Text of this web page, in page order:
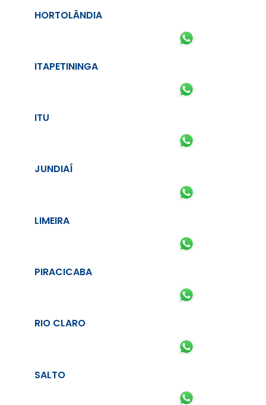
HORTOLÂNDIA
ITAPETININGA
ITU
JUNDIAÍ
LIMEIRA
PIRACICABA
RIO CLARO
SALTO